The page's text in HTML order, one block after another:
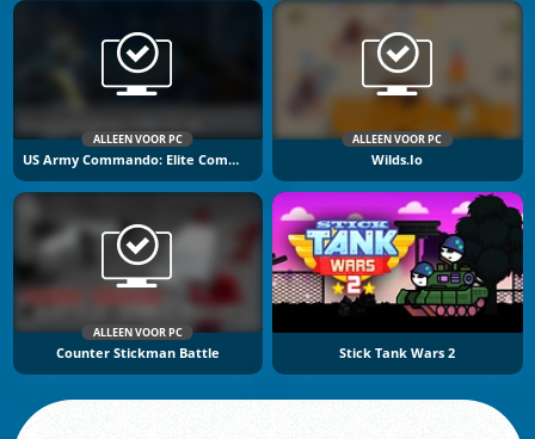
ALLEEN VOOR PC
US Army Commando: Elite Commando War
ALLEEN VOOR PC
Wilds.io
ALLEEN VOOR PC
Counter Stickman Battle Stick Tank Wars 2